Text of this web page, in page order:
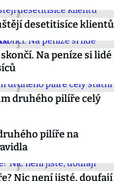
desetitisíce klientů
Na peníze si lidé
druhého pilíře celý
pilíře na
Nic není jisté, doufají